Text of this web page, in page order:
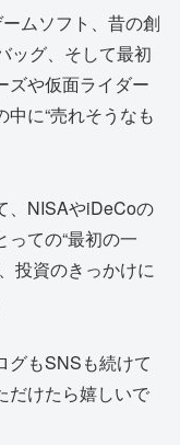
ムソフト、昔の創
ッグ、そして最初
ズや仮面ライダー
に“売れそうなも
、NISAやiDeCoの
ての“最初の一
投資のきっかけに
グもSNSも続けて
だけたら嬉しいで